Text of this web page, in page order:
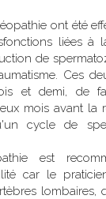
ont été
liées à
de
Ces
et demi, de
mois avant la
cycle de
est
car le
lombaires,